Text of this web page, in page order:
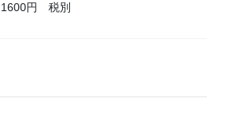
1600円 税別